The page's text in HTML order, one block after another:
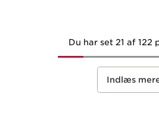
Du har set 21 af 122
Indlæs